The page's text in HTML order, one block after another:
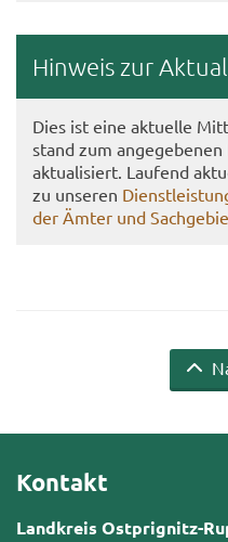
Hin­weis zur
Dies ist eine ak­tu­el­le
stand zum
ak­tua­li­siert. Lau­fend
zu un­se­ren
der Ämter und
Kontakt
Landkreis Ostprignitz-